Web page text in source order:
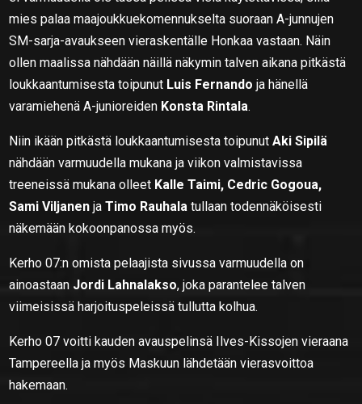
mies palaa maajoukkuekomennukselta suoraan A-junnujen
SM-sarja-avaukseen vieraskentälle Honkaa vastaan. Näin
ollen maalissa nähdään näillä näkymin talven aikana pitkästä
loukkaantumisesta toipunut Luis Fernando ja hänellä
varamiehenä A-junioreiden Konsta Rintala.
Niin ikään pitkästä loukkaantumisesta toipunutAki Sipilä
nähdään varmuudella mukana ja viikon valmistavissa
treeneissä mukana olleet Kalle Taimi, Cedric Gogoua,
Sami Viljanen jaTimo Rauhala tullaan todennäköisesti
näkemään kokoonpanossa myös.
Kerho 07:n omista pelaajista sivussa varmuudella on
ainoastaan Jordi Lahnalakso, joka parantelee talven
viimeisissä harjoituspeleissä tullutta kolhua.
Kerho 07 voitti kauden avauspelinsä Ilves-Kissojen vieraana
Tampereella ja myös Maskuun lähdetään vierasvoittoa
hakemaan.